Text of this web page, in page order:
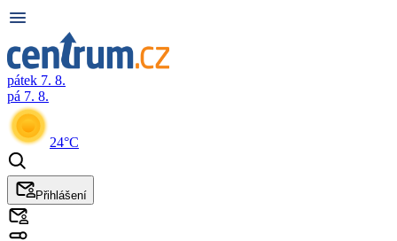
pátek 7. 8.
pá 7. 8.
24°C
Přihlášení